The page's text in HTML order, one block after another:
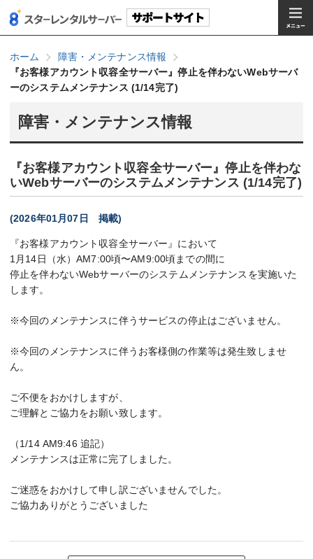
ホーム
障害・メンテナンス情報
『お客様アカウント収容全サーバー』停止を伴わないWebサーバ
ーのシステムメンテナンス (1/14完了)
障害・メンテナンス情報
『お客様アカウント収容全サーバー』停止を伴わな
いWebサーバーのシステムメンテナンス (1/14完了)
(2026年01月07日 掲載)
『お客様アカウント収容全サーバー』において
1月14日（水）AM7:00頃〜AM9:00頃までの間に
停止を伴わないWebサーバーのシステムメンテナンスを実施いた
します。
※今回のメンテナンスに伴うサービスの停止はございません。
※今回のメンテナンスに伴うお客様側の作業等は発生致しませ
ん。
ご不便をおかけしますが、
ご理解とご協力をお願い致します。
（1/14 AM9:46 追記）
メンテナンスは正常に完了しました。
ご迷惑をおかけして申し訳ございませんでした。
ご協力ありがとうございました